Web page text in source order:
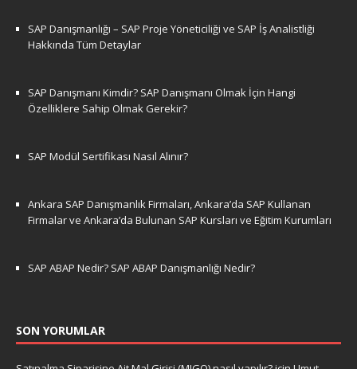
SAP Danışmanlığı – SAP Proje Yöneticiliği ve SAP İş Analistliği
Hakkında Tüm Detaylar
SAP Danışmanı Kimdir? SAP Danışmanı Olmak İçin Hangi
Özelliklere Sahip Olmak Gerekir?
SAP Modül Sertifikası Nasıl Alınır?
Ankara SAP Danışmanlık Firmaları, Ankara’da SAP Kullanan
Firmalar ve Ankara’da Bulunan SAP Kursları ve Eğitim Kurumları
SAP ABAP Nedir? SAP ABAP Danışmanlığı Nedir?
SON YORUMLAR